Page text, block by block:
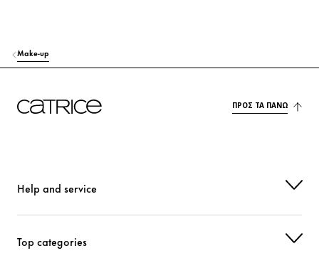
Make-up
ΠΡΟΣ ΤΑ ΠΆΝΩ
Help and service
Top categories